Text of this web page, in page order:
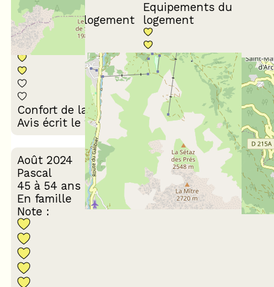
Propreté du logement
Equipements du
logement
Confort de la literie
Décoration du
logement
Avis écrit le 21/01/2025
Août 2024
Pascal
45 à 54 ans
En famille
Note :